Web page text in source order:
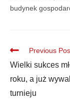
budynek
Previous
Wielki sukces
roku, a już
turnieju